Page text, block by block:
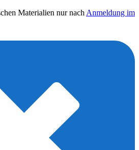
Materialien nur nach Anmeldung im